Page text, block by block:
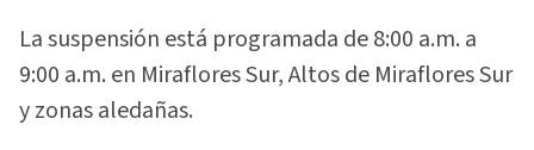
La suspensión está programada de 8:00 a.m. a
9:00 a.m. en Miraflores Sur, Altos de Miraflores Sur
y zonas aledañas.